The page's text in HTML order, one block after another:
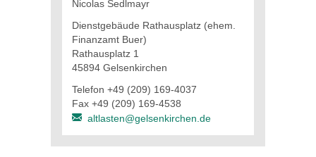
Nicolas Sedlmayr
Dienstgebäude Rathausplatz (ehem.
Finanzamt Buer)
Rathausplatz 1
45894 Gelsenkirchen
Telefon +49 (209) 169-4037
Fax +49 (209) 169-4538
altlasten@gelsenkirchen.de